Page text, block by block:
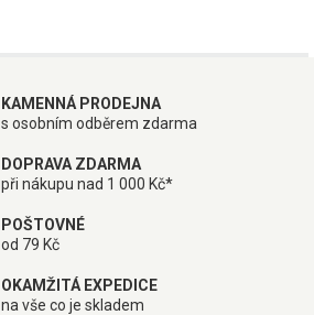
KAMENNÁ PRODEJNA
s osobním odběrem zdarma
DOPRAVA ZDARMA
při nákupu nad 1 000 Kč*
POŠTOVNÉ
od 79 Kč
OKAMŽITÁ EXPEDICE
na vše co je skladem